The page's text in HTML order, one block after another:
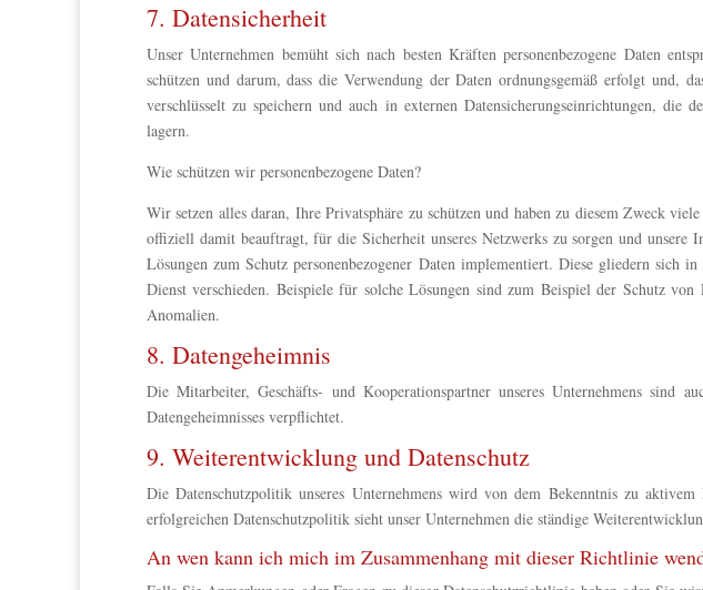
7. Datensicherheit
Unser Unternehmen bemüht sich nach besten Kräften personenbezogene Daten
schützen und darum, dass die Verwendung der Daten ordnungsgemäß erfolgt und,
verschlüsselt zu speichern und auch in externen Datensicherungseinrichtungen, die
lagern.
Wie schützen wir personenbezogene Daten?
Wir setzen alles daran, Ihre Privatsphäre zu schützen und haben zu diesem Zweck
offiziell damit beauftragt, für die Sicherheit unseres Netzwerks zu sorgen und unsere
Lösungen zum Schutz personenbezogener Daten implementiert. Diese gliedern
Dienst verschieden. Beispiele für solche Lösungen sind zum Beispiel der Schutz
Anomalien.
8. Datengeheimnis
Die Mitarbeiter, Geschäfts- und Kooperationspartner unseres Unternehmens sind
Datengeheimnisses verpflichtet.
9. Weiterentwicklung und Datenschutz
Die Datenschutzpolitik unseres Unternehmens wird von dem Bekenntnis zu
erfolgreichen Datenschutzpolitik sieht unser Unternehmen die ständige
An wen kann ich mich im Zusammenhang mit dieser Richtlinie